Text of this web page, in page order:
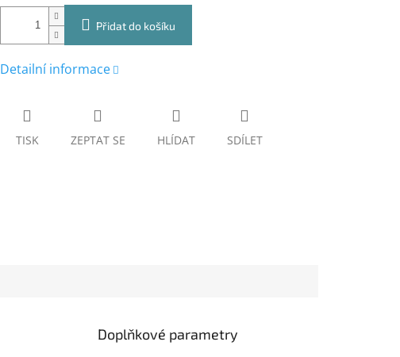
Přidat do košíku
Detailní informace
TISK ZEPTAT SE HLÍDAT SDÍLET
Doplňkové parametry